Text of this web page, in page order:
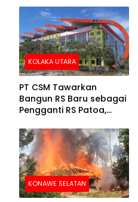
KOLAKA UTARA
PT CSM Tawarkan
Bangun RS Baru sebagai
Pengganti RS Patoa,
Kolut
KONAWE SELATAN